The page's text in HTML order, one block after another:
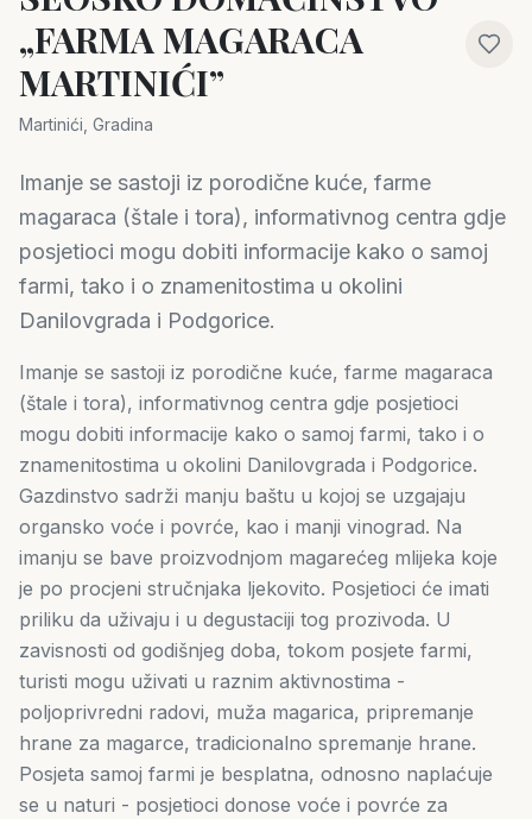
„FARMA MAGARACA
MARTINIĆI”
Martinići, Gradina
Imanje se sastoji iz porodične kuće, farme
magaraca (štale i tora), informativnog centra gdje
posjetioci mogu dobiti informacije kako o samoj
farmi, tako i o znamenitostima u okolini
Danilovgrada i Podgorice.
Imanje se sastoji iz porodične kuće, farme magaraca
(štale i tora), informativnog centra gdje posjetioci
mogu dobiti informacije kako o samoj farmi, tako i o
znamenitostima u okolini Danilovgrada i Podgorice.
Gazdinstvo sadrži manju baštu u kojoj se uzgajaju
organsko voće i povrće, kao i manji vinograd. Na
imanju se bave proizvodnjom magarećeg mlijeka koje
je po procjeni stručnjaka ljekovito. Posjetioci će imati
priliku da uživaju i u degustaciji tog prozivoda. U
zavisnosti od godišnjeg doba, tokom posjete farmi,
turisti mogu uživati u raznim aktivnostima -
poljoprivredni radovi, muža magarica, pripremanje
hrane za magarce, tradicionalno spremanje hrane.
Posjeta samoj farmi je besplatna, odnosno naplaćuje
se u naturi - posjetioci donose voće i povrće za